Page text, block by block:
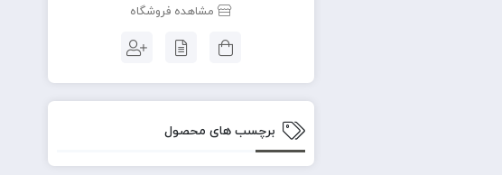
مشاهده فروشگاه
برچسب های محصول